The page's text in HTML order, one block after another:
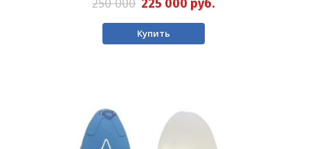
250 000 225 000 руб.
Купить